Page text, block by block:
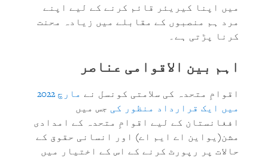
میں اپنا کیریئر قائم کرنے کے لیے اپنے
مرد ہم منصبوں کے مقابلے میں زیادہ محنت
کرنا پڑتی ہے۔
اہم بین الاقوامی عناصر
اقوامِ متحدہ کی سلامتی کونسل نے
مارچ 2022
میں ایک قرارداد منظور کی جس میں
افغانستان کے لیے اقوامِ متحدہ کے امدادی
مشن(یواین اے ایم اے) اور انسانی حقوق کے
حالات پر رپورٹ کرنے کے اس کے اختیار میں